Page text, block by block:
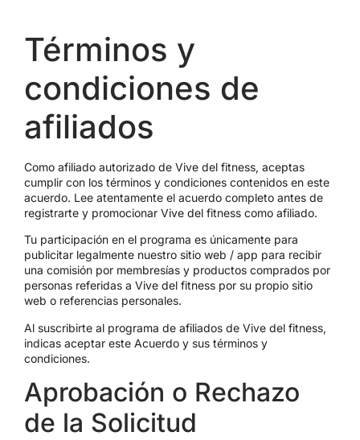
Términos y
condiciones de
afiliados
Como afiliado autorizado de Vive del fitness, aceptas
cumplir con los términos y condiciones contenidos en este
acuerdo. Lee atentamente el acuerdo completo antes de
registrarte y promocionar Vive del fitness como afiliado.
Tu participación en el programa es únicamente para
publicitar legalmente nuestro sitio web / app para recibir
una comisión por membresías y productos comprados por
personas referidas a Vive del fitness por su propio sitio
web o referencias personales.
Al suscribirte al programa de afiliados de Vive del fitness,
indicas aceptar este Acuerdo y sus términos y
condiciones.
Aprobación o Rechazo
de la Solicitud